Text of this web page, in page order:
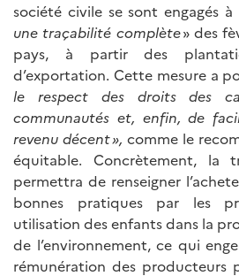
société civile se sont engagés
une traçabilité complète» des
pays, à partir des
d’exportation. Cette mesure a
le respect des droits des
communautés et, enfin, de
revenu décent », comme le
équitable. Concrètement, la
permettra de renseigner
bonnes pratiques par les
utilisation des enfants dans la
de l’environnement, ce qui
rémunération des producteurs